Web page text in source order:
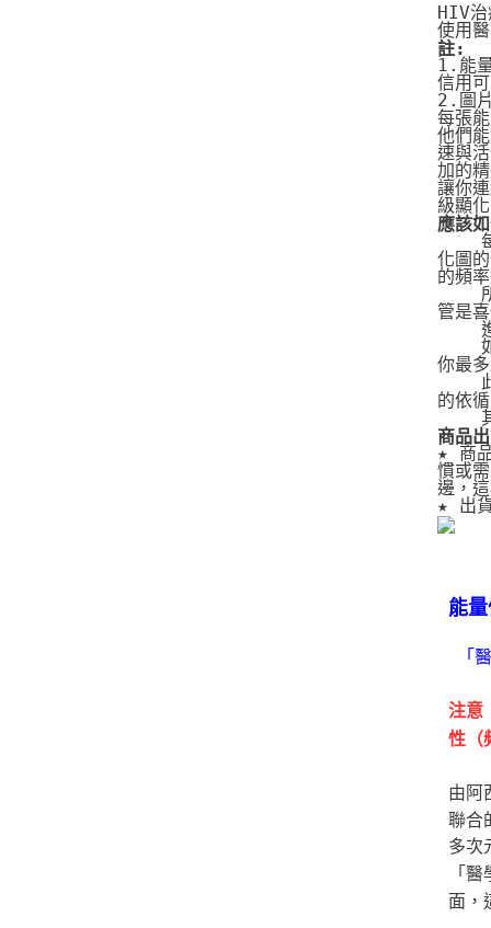
HIV治
使用
註:
1.能
信用
2.圖
每張
他們
速與
加的
讓你
級顯
應該
化圖
的頻
管是
你最
的依
商品
★ 商
慣或
邊，
★ 出
能
「
注意
性（
由阿
聯合
多次
「
面，